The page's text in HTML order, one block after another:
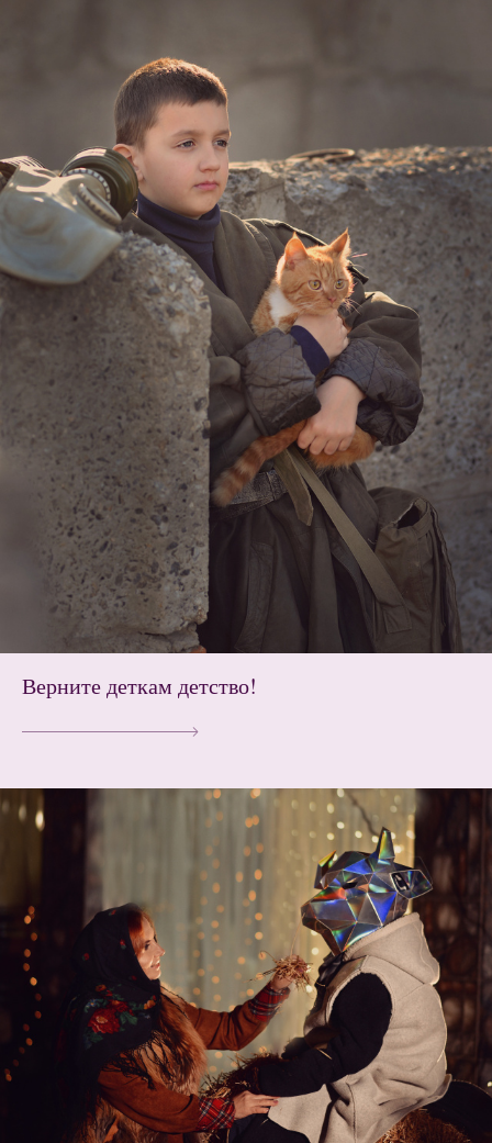
Верните деткам детство!